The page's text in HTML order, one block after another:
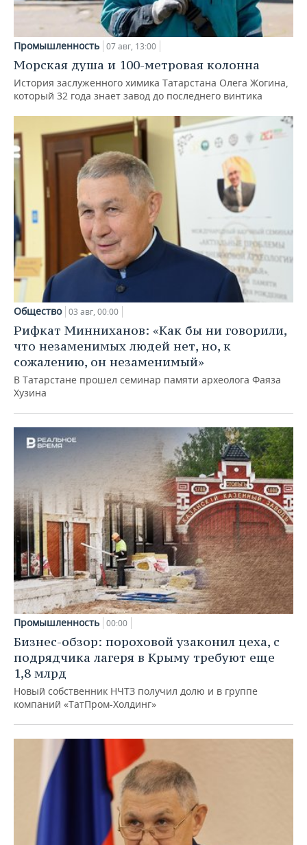
Промышленность 07 авг, 13:00
Морская душа и 100-метровая колонна
История заслуженного химика Татарстана Олега Жогина,
который 32 года знает завод до последнего винтика
Общество 03 авг, 00:00
Рифкат Минниханов: «Как бы ни говорили,
что незаменимых людей нет, но, к
сожалению, он незаменимый»
В Татарстане прошел семинар памяти археолога Фаяза
Хузина
Промышленность 00:00
Бизнес-обзор: пороховой узаконил цеха, с
подрядчика лагеря в Крыму требуют еще
1,8 млрд
Новый собственник НЧТЗ получил долю и в группе
компаний «ТатПром-Холдинг»